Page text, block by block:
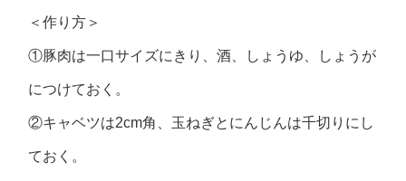
＜作り方＞
①豚肉は一口サイズにきり、酒、しょうゆ、しょうが
につけておく。
②キャベツは2cm角、玉ねぎとにんじんは千切りにし
ておく。